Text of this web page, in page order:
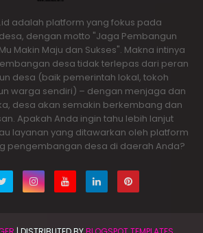
adalah platform yang fokus pada
dengan motto "Jaga Pembangun
Makin Maju dan Sukses". Makna intinya
desa tidak terlepas dari peran
desa (baik pemerintah lokal, tokoh
warga sendiri) – dengan menjaga dan
desa akan semakin berkembang dan
Apakah Anda ingin tahu lebih lanjut
layanan yang ditawarkan oleh platform
pengembangan desa di daerah Anda?